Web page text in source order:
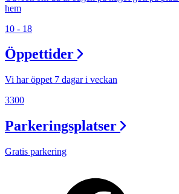
hem
10 - 18
Öppettider
Vi har öppet 7 dagar i veckan
3300
Parkeringsplatser
Gratis parkering